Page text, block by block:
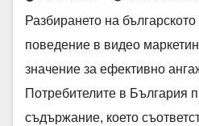
Разбирането на
поведение в видео
значение за ефективно
Потребителите в България
съдържание, което